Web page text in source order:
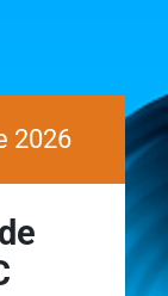
2026